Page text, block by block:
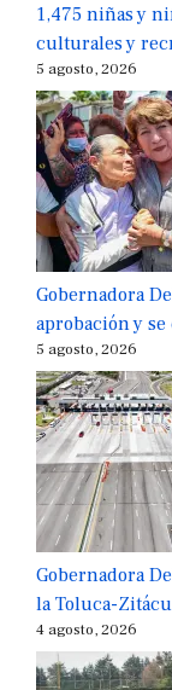
1,475 niñas y
culturales y
5 agosto, 2026
Gobernadora
aprobación y
5 agosto, 2026
Gobernadora
la Toluca-
4 agosto, 2026